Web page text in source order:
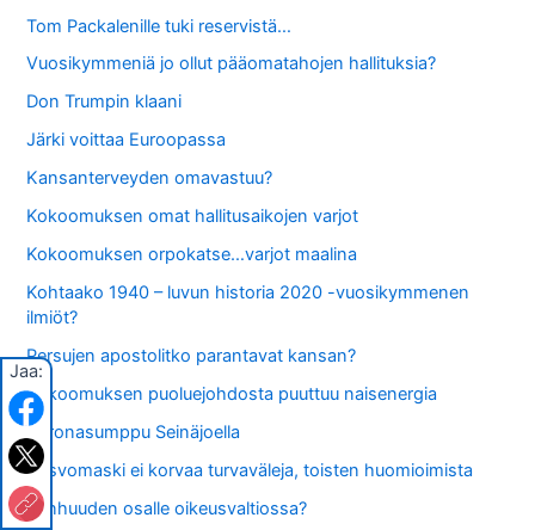
Tom Packalenille tuki reservistä…
Vuosikymmeniä jo ollut pääomatahojen hallituksia?
Don Trumpin klaani
Järki voittaa Euroopassa
Kansanterveyden omavastuu?
Kokoomuksen omat hallitusaikojen varjot
Kokoomuksen orpokatse…varjot maalina
Kohtaako 1940 – luvun historia 2020 -vuosikymmenen
ilmiöt?
Persujen apostolitko parantavat kansan?
Kokoomuksen puoluejohdosta puuttuu naisenergia
Koronasumppu Seinäjoella
Kasvomaski ei korvaa turvaväleja, toisten huomioimista
Vanhuuden osalle oikeusvaltiossa?
Jaa: